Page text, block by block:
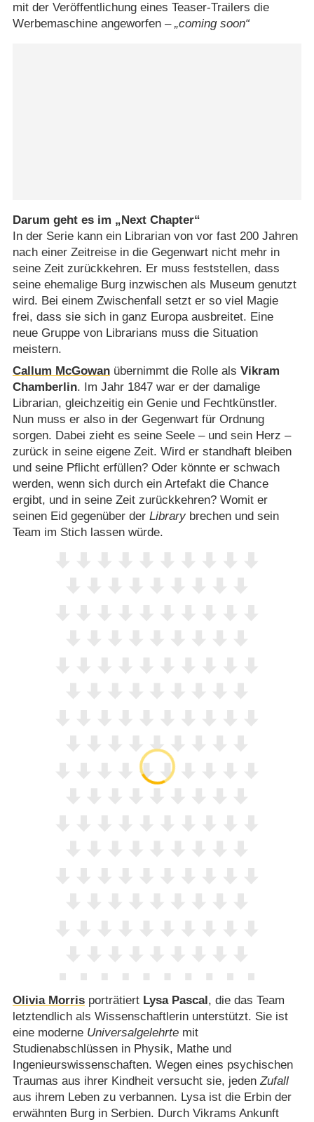
mit der Veröffentlichung eines Teaser-Trailers die
Werbemaschine angeworfen – coming soon
Darum geht es im „Next Chapter“
In der Serie kann ein Librarian von vor fast 200 Jahren
nach einer Zeitreise in die Gegenwart nicht mehr in
seine Zeit zurückkehren. Er muss feststellen, dass
seine ehemalige Burg inzwischen als Museum genutzt
wird. Bei einem Zwischenfall setzt er so viel Magie
frei, dass sie sich in ganz Europa ausbreitet. Eine
neue Gruppe von Librarians muss die Situation
meistern.
Callum McGowanübernimmt die Rolle als Vikram
Chamberlin. Im Jahr 1847 war er der damalige
Librarian, gleichzeitig ein Genie und Fechtkünstler.
Nun muss er also in der Gegenwart für Ordnung
sorgen. Dabei zieht es seine Seele – und sein Herz –
zurück in seine eigene Zeit. Wird er standhaft bleiben
und seine Pflicht erfüllen? Oder könnte er schwach
werden, wenn sich durch ein Artefakt die Chance
ergibt, und in seine Zeit zurückkehren? Womit er
seinen Eid gegenüber der Librarybrechen und sein
Team im Stich lassen würde.
Olivia Morrisporträtiert Lysa Pascal , die das Team
letztendlich als Wissenschaftlerin unterstützt. Sie ist
eine moderne Universalgelehrtemit
Studienabschlüssen in Physik, Mathe und
Ingenieurswissenschaften. Wegen eines psychischen
Traumas aus ihrer Kindheit versucht sie, jedenZufall
aus ihrem Leben zu verbannen. Lysa ist die Erbin der
erwähnten Burg in Serbien. Durch Vikrams Ankunft